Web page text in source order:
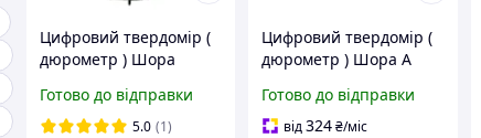
Цифровий твердомір (
дюрометр ) Шора
- 100
Готово до відправки
5.0 (1)
Цифровий твердомір (
дюрометр ) Шора А
HA 0-100
Готово до відправки
від324₴/міс